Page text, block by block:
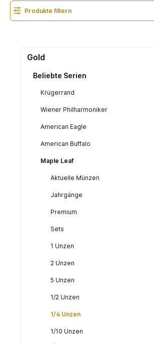
Produkte filtern
Gold
Beliebte Serien
Krügerrand
Wiener Philharmoniker
American Eagle
American Buffalo
Maple Leaf
Aktuelle Münzen
Jahrgänge
Premium
Sets
1 Unzen
2 Unzen
5 Unzen
1/2 Unzen
1/4 Unzen
1/10 Unzen